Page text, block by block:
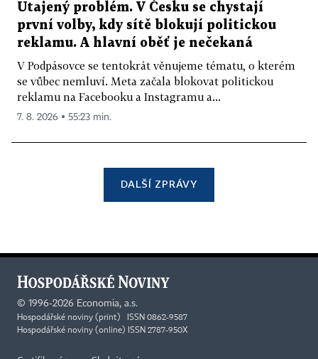
Utajený problém. V Česku se chystají
první volby, kdy sítě blokují politickou
reklamu. A hlavní oběť je nečekaná
V Podpásovce se tentokrát věnujeme tématu, o kterém
se vůbec nemluví. Meta začala blokovat politickou
reklamu na Facebooku a Instagramu a...
7. 8. 2026 ▪ 55:23 min.
DALŠÍ ZPRÁVY
© 1996-2026 Economia, a.s.
Hospodářské noviny (print) ISSN 0862-9587
Hospodářské noviny (online) ISSN 2787-950X